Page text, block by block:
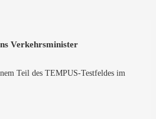
Verkehrsminister
Teil des TEMPUS-Testfeldes im